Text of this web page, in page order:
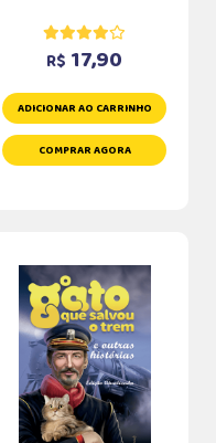
R$ 17,90
ADICIONAR AO CARRINHO
COMPRAR AGORA